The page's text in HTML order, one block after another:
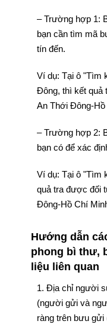
– Trường hợp 1:
bạn cần tìm mã
tín đến.
Ví dụ: Tại ô "Tìm
Đông, thì kết quả
An Thới Đông-Hồ
– Trường hợp 2:
bạn có để xác
Ví dụ: Tại ô "Tìm
quả tra được đối
Đông-Hồ Chí
Hướng dẫn
phong bì thư,
liệu liên quan
1. Địa chỉ người
(người gửi và
ràng trên bưu gửi